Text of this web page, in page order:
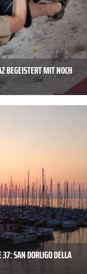
BEGEISTERT MIT NOCH
SAN DORLIGO DELLA